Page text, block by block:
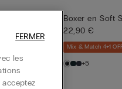
Boxer en Soft
22,90 €
Mix & Match 4+1
+5
les
FERMER